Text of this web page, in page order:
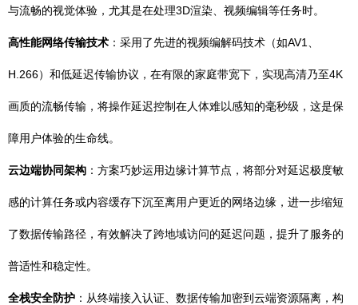
与流畅的视觉体验，尤其是在处理3D渲染、视频编辑等任务时。
高性能网络传输技术 ：采用了先进的视频编解码技术（如AV1、
H.266）和低延迟传输协议，在有限的家庭带宽下，实现高清乃至4K
画质的流畅传输，将操作延迟控制在人体难以感知的毫秒级，这是保
障用户体验的生命线。
云边端协同架构 ：方案巧妙运用边缘计算节点，将部分对延迟极度敏
感的计算任务或内容缓存下沉至离用户更近的网络边缘，进一步缩短
了数据传输路径，有效解决了跨地域访问的延迟问题，提升了服务的
普适性和稳定性。
全栈安全防护 ：从终端接入认证、数据传输加密到云端资源隔离，构